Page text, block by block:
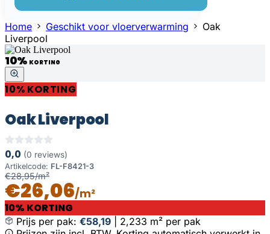
Home Geschikt voor vloerverwarming
Oak
Liverpool
10% KORTING
10% KORTING
Oak Liverpool
0,0 (0 reviews)
Artikelcode: FL-F8421-3
€28,95/m²
€26,06/m²
10% KORTING
Prijs per pak: €58,19
2,233 m² per pak